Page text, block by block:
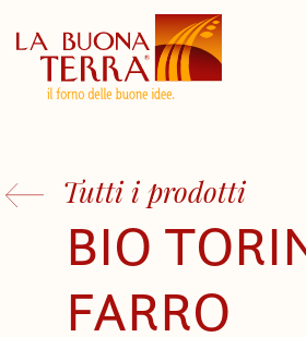
Tutti i prodotti
BIO
FARRO